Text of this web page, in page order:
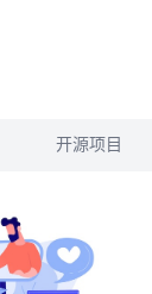
开源项目